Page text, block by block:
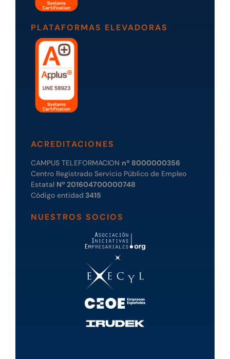
PLATAFORMAS ELEVADORAS
ACREDITACIONES
CAMPUS TELEFORMACION nº 8000000356
Centro Registrado Servicio Público de Empleo
Estatal Nº 201604700000748
Código entidad 3415
NUESTROS SOCIOS